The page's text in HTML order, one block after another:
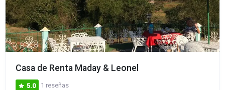
Casa de Renta Maday & Leonel
5.0 1 reseñas